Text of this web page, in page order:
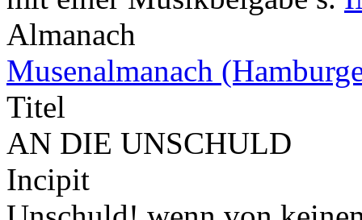
Almanach
Musenalmanach
Titel
AN DIE UNSCHULD
Incipit